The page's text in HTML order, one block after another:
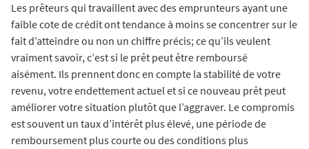
Les prêteurs qui travaillent avec des emprunteurs ayant une
faible cote de crédit ont tendance à moins se concentrer sur le
fait d’atteindre ou non un chiffre précis; ce qu’ils veulent
vraiment savoir, c’est si le prêt peut être remboursé
aisément. Ils prennent donc en compte la stabilité de votre
revenu, votre endettement actuel et si ce nouveau prêt peut
améliorer votre situation plutôt que l’aggraver. Le compromis
est souvent un taux d’intérêt plus élevé, une période de
remboursement plus courte ou des conditions plus